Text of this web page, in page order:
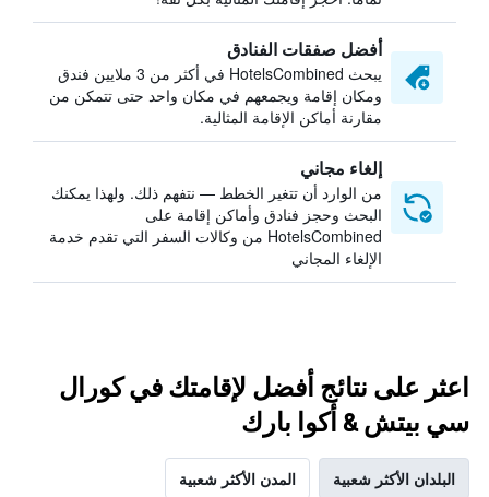
أفضل صفقات الفنادق
يبحث HotelsCombined في أكثر من 3 ملايين فندق
ومكان إقامة ويجمعهم في مكان واحد حتى تتمكن من
مقارنة أماكن الإقامة المثالية.
إلغاء مجاني
من الوارد أن تتغير الخطط — نتفهم ذلك. ولهذا يمكنك
البحث وحجز فنادق وأماكن إقامة على
HotelsCombined من وكالات السفر التي تقدم خدمة
الإلغاء المجاني
اعثر على نتائج أفضل لإقامتك في كورال
سي بيتش & أكوا بارك
البلدان الأكثر شعبية المدن الأكثر شعبية